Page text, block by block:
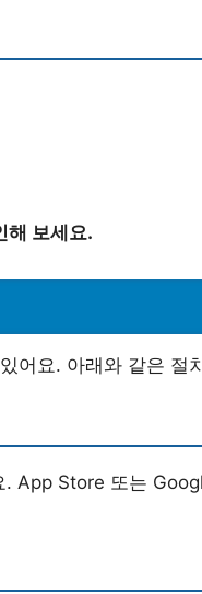
해 보세요.
어요. 아래와 같은 절
. App Store 또는